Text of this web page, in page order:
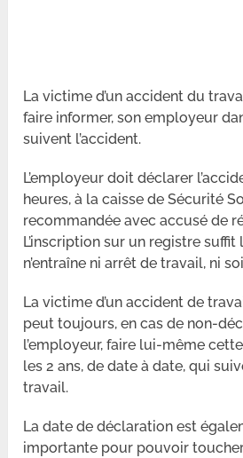
La victime d’un accident du
faire informer, son employeur
suivent l’accident.
L’employeur doit déclarer
heures, à la caisse de Sécurité
recommandée avec accusé de
L’inscription sur un registre suffit
n’entraîne ni arrêt de travail, ni
La victime d’un accident de
peut toujours, en cas de non-
l’employeur, faire lui-même
les 2 ans, de date à date, qui
travail.
La date de déclaration est
importante pour pouvoir